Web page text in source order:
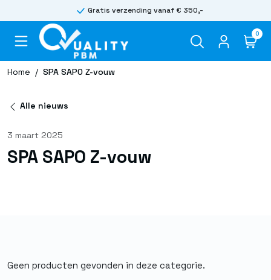
Gratis verzending vanaf € 350,-
0
Home / SPA SAPO Z-vouw
Alle nieuws
3 maart 2025
SPA SAPO Z-vouw
Geen producten gevonden in deze categorie.